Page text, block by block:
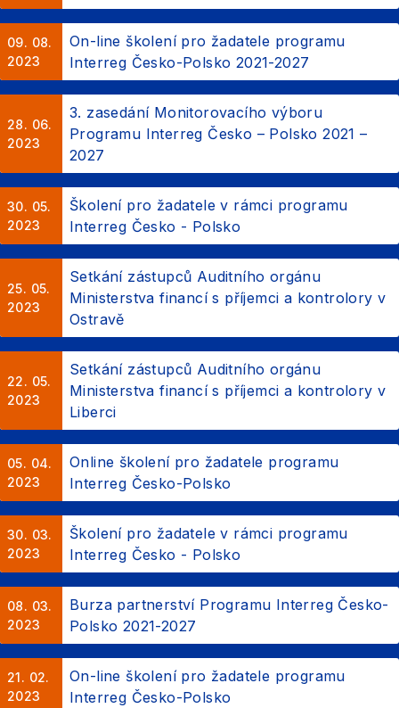
09. 08.
2023
On-line školení pro žadatele programu
Interreg Česko-Polsko 2021-2027
28. 06.
2023
3. zasedání Monitorovacího výboru
Programu Interreg Česko – Polsko 2021 –
2027
30. 05.
2023
Školení pro žadatele v rámci programu
Interreg Česko - Polsko
25. 05.
2023
Setkání zástupců Auditního orgánu
Ministerstva financí s příjemci a kontrolory v
Ostravě
22. 05.
2023
Setkání zástupců Auditního orgánu
Ministerstva financí s příjemci a kontrolory v
Liberci
05. 04.
2023
Online školení pro žadatele programu
Interreg Česko-Polsko
30. 03.
2023
Školení pro žadatele v rámci programu
Interreg Česko - Polsko
08. 03.
2023
Burza partnerství Programu Interreg Česko-
Polsko 2021-2027
21. 02.
2023
On-line školení pro žadatele programu
Interreg Česko-Polsko